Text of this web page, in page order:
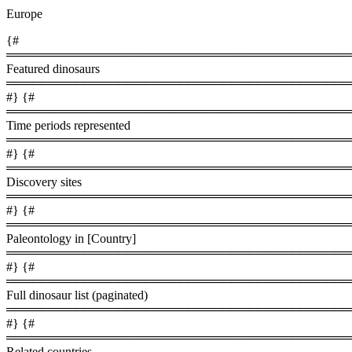
Europe
{#
Featured dinosaurs
#} {#
Time periods represented
#} {#
Discovery sites
#} {#
Paleontology in [Country]
#} {#
Full dinosaur list (paginated)
#} {#